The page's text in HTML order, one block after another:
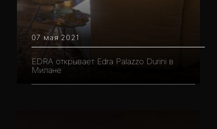
07 мая 2021
EDRA открывает Edra Palazzo Durini в
Милане